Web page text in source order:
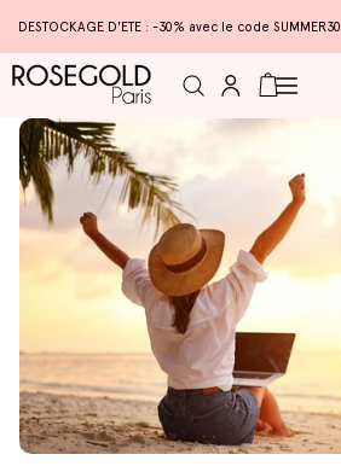
DESTOCKAGE D'ETE : -30% avec le code SUMMER30
ConnexionPanier